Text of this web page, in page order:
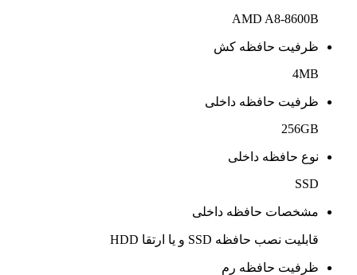
AMD A8-8600B
ظرفیت حافظه کش
4MB
ظرفیت حافظه داخلی
256GB
نوع حافظه داخلی
SSD
مشخصات حافظه داخلی
قابلیت نصب حافظه SSD و یا ارتقا HDD
ظرفیت حافظه رم